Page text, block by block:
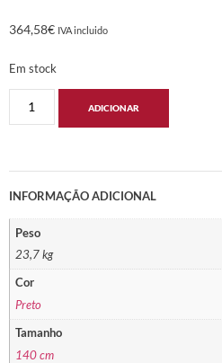
364,58€ IVA incluido
Em stock
ADICIONAR
INFORMAÇÃO ADICIONAL
Peso
23,7 kg
Cor
Preto
Tamanho
140 cm